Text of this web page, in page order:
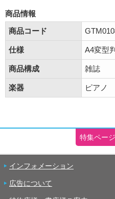
商品情報
商品コード
仕様 A4変型
商品構成 雑誌
楽器 ピアノ
特集ペー
インフォメーション
広告について